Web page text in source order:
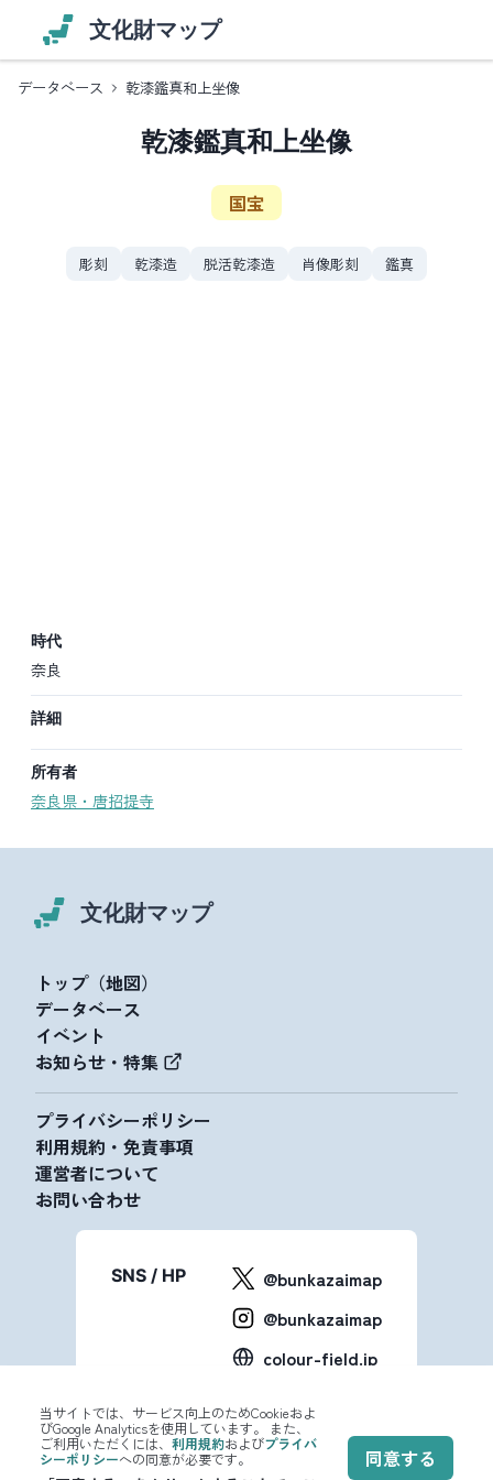
文化財マップ
データベース 乾漆鑑真和上坐像
乾漆鑑真和上坐像
国宝
彫刻 乾漆造 脱活乾漆造 肖像彫刻 鑑真
時代
奈良
詳細
所有者
奈良県 ・ 唐招提寺
文化財マップ
トップ（地図）
データベース
イベント
お知らせ・特集
プライバシーポリシー
利用規約・免責事項
運営者について
お問い合わせ
SNS / HP
@bunkazaimap
@bunkazaimap
colour-field.jp
当サイトでは、サービス向上のためCookieおよ
びGoogle Analyticsを使用しています。 また、
ご利用いただくには、 利用規約およびプライバ
シーポリシーへの同意が必要です。 同意する